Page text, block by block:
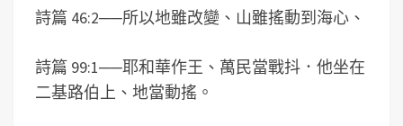
詩篇 46:2──所以地雖改變、山雖搖動到海心、
詩篇 99:1──耶和華作王、萬民當戰抖．他坐在
二基路伯上、地當動搖。